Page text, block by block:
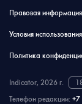
Правовая информация
Условия использования
Политика
Indicator, 2026 г.
Телефон редакции: